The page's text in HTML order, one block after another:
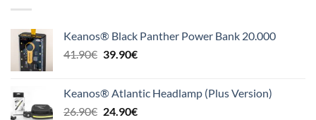
Keanos® Black Panther Power Bank 20.000
41.90€ Original
41.90€.
39.90€Η
είναι:
39.90€.
Keanos® Atlantic Headlamp (Plus Version)
26.90€ Original
24.90€Η